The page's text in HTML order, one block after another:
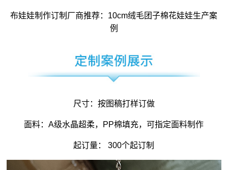
布娃娃制作订制厂商推荐：10cm绒毛团子棉花娃娃生产案
例
尺寸：按图稿打样订做
面料：A级水晶超柔，PP棉填充，可指定面料制作
起订量： 300个起订制